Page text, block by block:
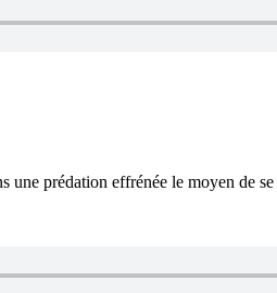
prédation effrénée le moyen de se